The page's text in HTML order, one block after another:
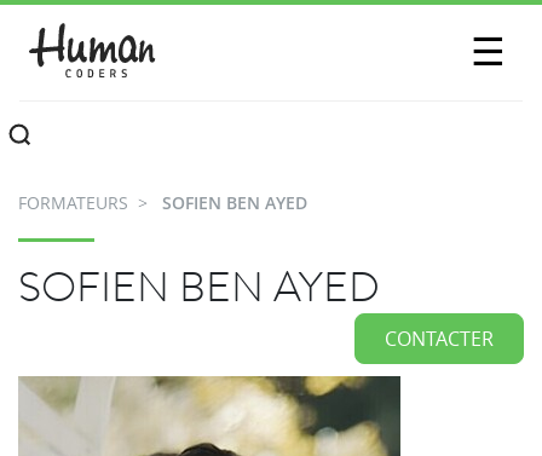
☰
CONTACTEZ-NOUS
FORMATEURS SOFIEN BEN AYED
SOFIEN BEN AYED
CONTACTER